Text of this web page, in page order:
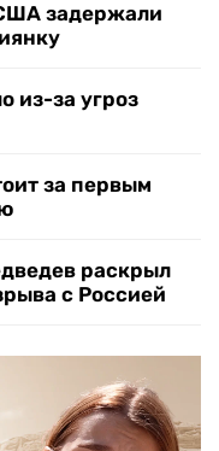
задержали
из-за угроз
за первым
раскрыл
с Россией